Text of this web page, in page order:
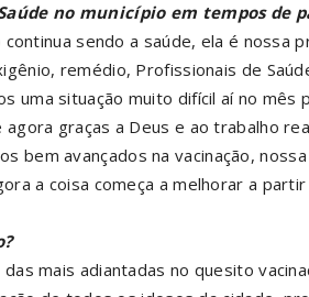
no município em tempos de
sendo a saúde, ela é nossa
remédio, Profissionais de
uma situação muito difícil aí no mês
graças a Deus e ao trabalho
bem avançados na vacinação,
a coisa começa a melhorar a
mais adiantadas no quesito